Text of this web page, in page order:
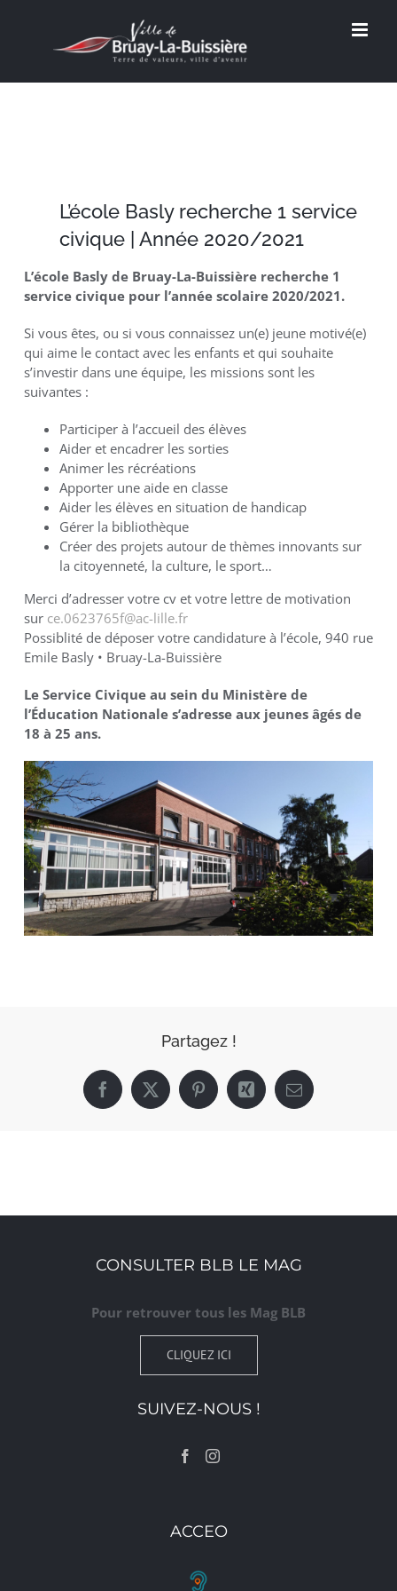
L’école Basly recherche 1 service
civique | Année 2020/2021
L’école Basly de Bruay-La-Buissière recherche 1
service civique pour l’année scolaire 2020/2021.
Si vous êtes, ou si vous connaissez un(e) jeune motivé(e)
qui aime le contact avec les enfants et qui souhaite
s’investir dans une équipe, les missions sont les
suivantes :
Participer à l’accueil des élèves
Aider et encadrer les sorties
Animer les récréations
Apporter une aide en classe
Aider les élèves en situation de handicap
Gérer la bibliothèque
Créer des projets autour de thèmes innovants sur
la citoyenneté, la culture, le sport…
Merci d’adresser votre cv et votre lettre de motivation
sur ce.0623765f@ac-lille.fr
Possiblité de déposer votre candidature à l’école, 940 rue
Emile Basly • Bruay-La-Buissière
Le Service Civique au sein du Ministère de
l’Éducation Nationale s’adresse aux jeunes âgés de
18 à 25 ans.
Partagez !
Facebook
X PinterestXing Email
CONSULTER BLB LE MAG
Pour retrouver tous les Mag BLB
CLIQUEZ ICI
SUIVEZ-NOUS !
ACCEO